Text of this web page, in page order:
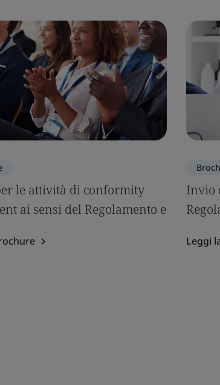
le attività di conformity
ai sensi del Regolamento e
Invio
Leggi